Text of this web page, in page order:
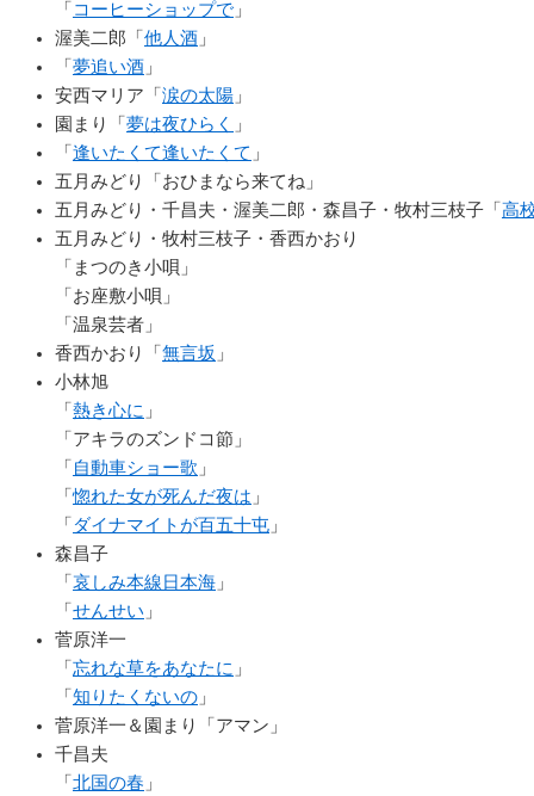
「 コーヒーショップで 」
渥美二郎「 他人酒 」
「 夢追い酒 」
安西マリア「 涙の太陽 」
園まり「 夢は夜ひらく
」
「 逢いたくて逢いたくて 」
五月みどり「おひまなら来てね」
五月みどり・千昌夫・渥美二郎・森昌子・牧村三枝子「 高
五月みどり・牧村三枝子・香西かおり
「まつのき小唄」
「お座敷小唄」
「温泉芸者」
香西かおり「 無言坂 」
小林旭
「 熱き心に 」
「アキラのズンドコ節」
「 自動車ショー歌 」
「惚れた女が死んだ夜は 」
「 ダイナマイトが百五十屯 」
森昌子
「 哀しみ本線日本海 」
「 せんせい 」
菅原洋一
「 忘れな草をあなたに 」
「 知りたくないの 」
菅原洋一＆園まり「アマン」
千昌夫
「 北国の春 」